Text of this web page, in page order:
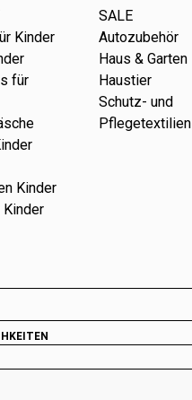
Kinder
für
Kinder
Kinder
SALE
Autozubehör
Haus & Garten
Haustier
Schutz- und
Pflegetextilien